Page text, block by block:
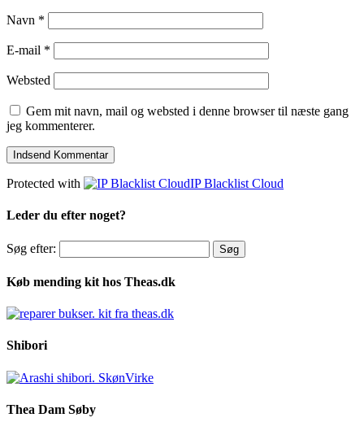
Navn *
E-mail *
Websted
Gem mit navn, mail og websted i denne browser til næste gang
jeg kommenterer.
Protected with IP Blacklist Cloud
Leder du efter noget?
Søg efter:
Køb mending kit hos Theas.dk
Shibori
Thea Dam Søby